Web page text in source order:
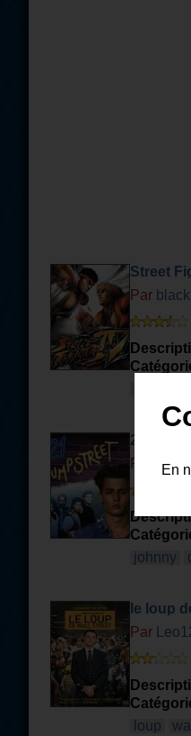
Street
Par
noms
21 Jump
Par
johnny
le loup
Par
loup
wall
En